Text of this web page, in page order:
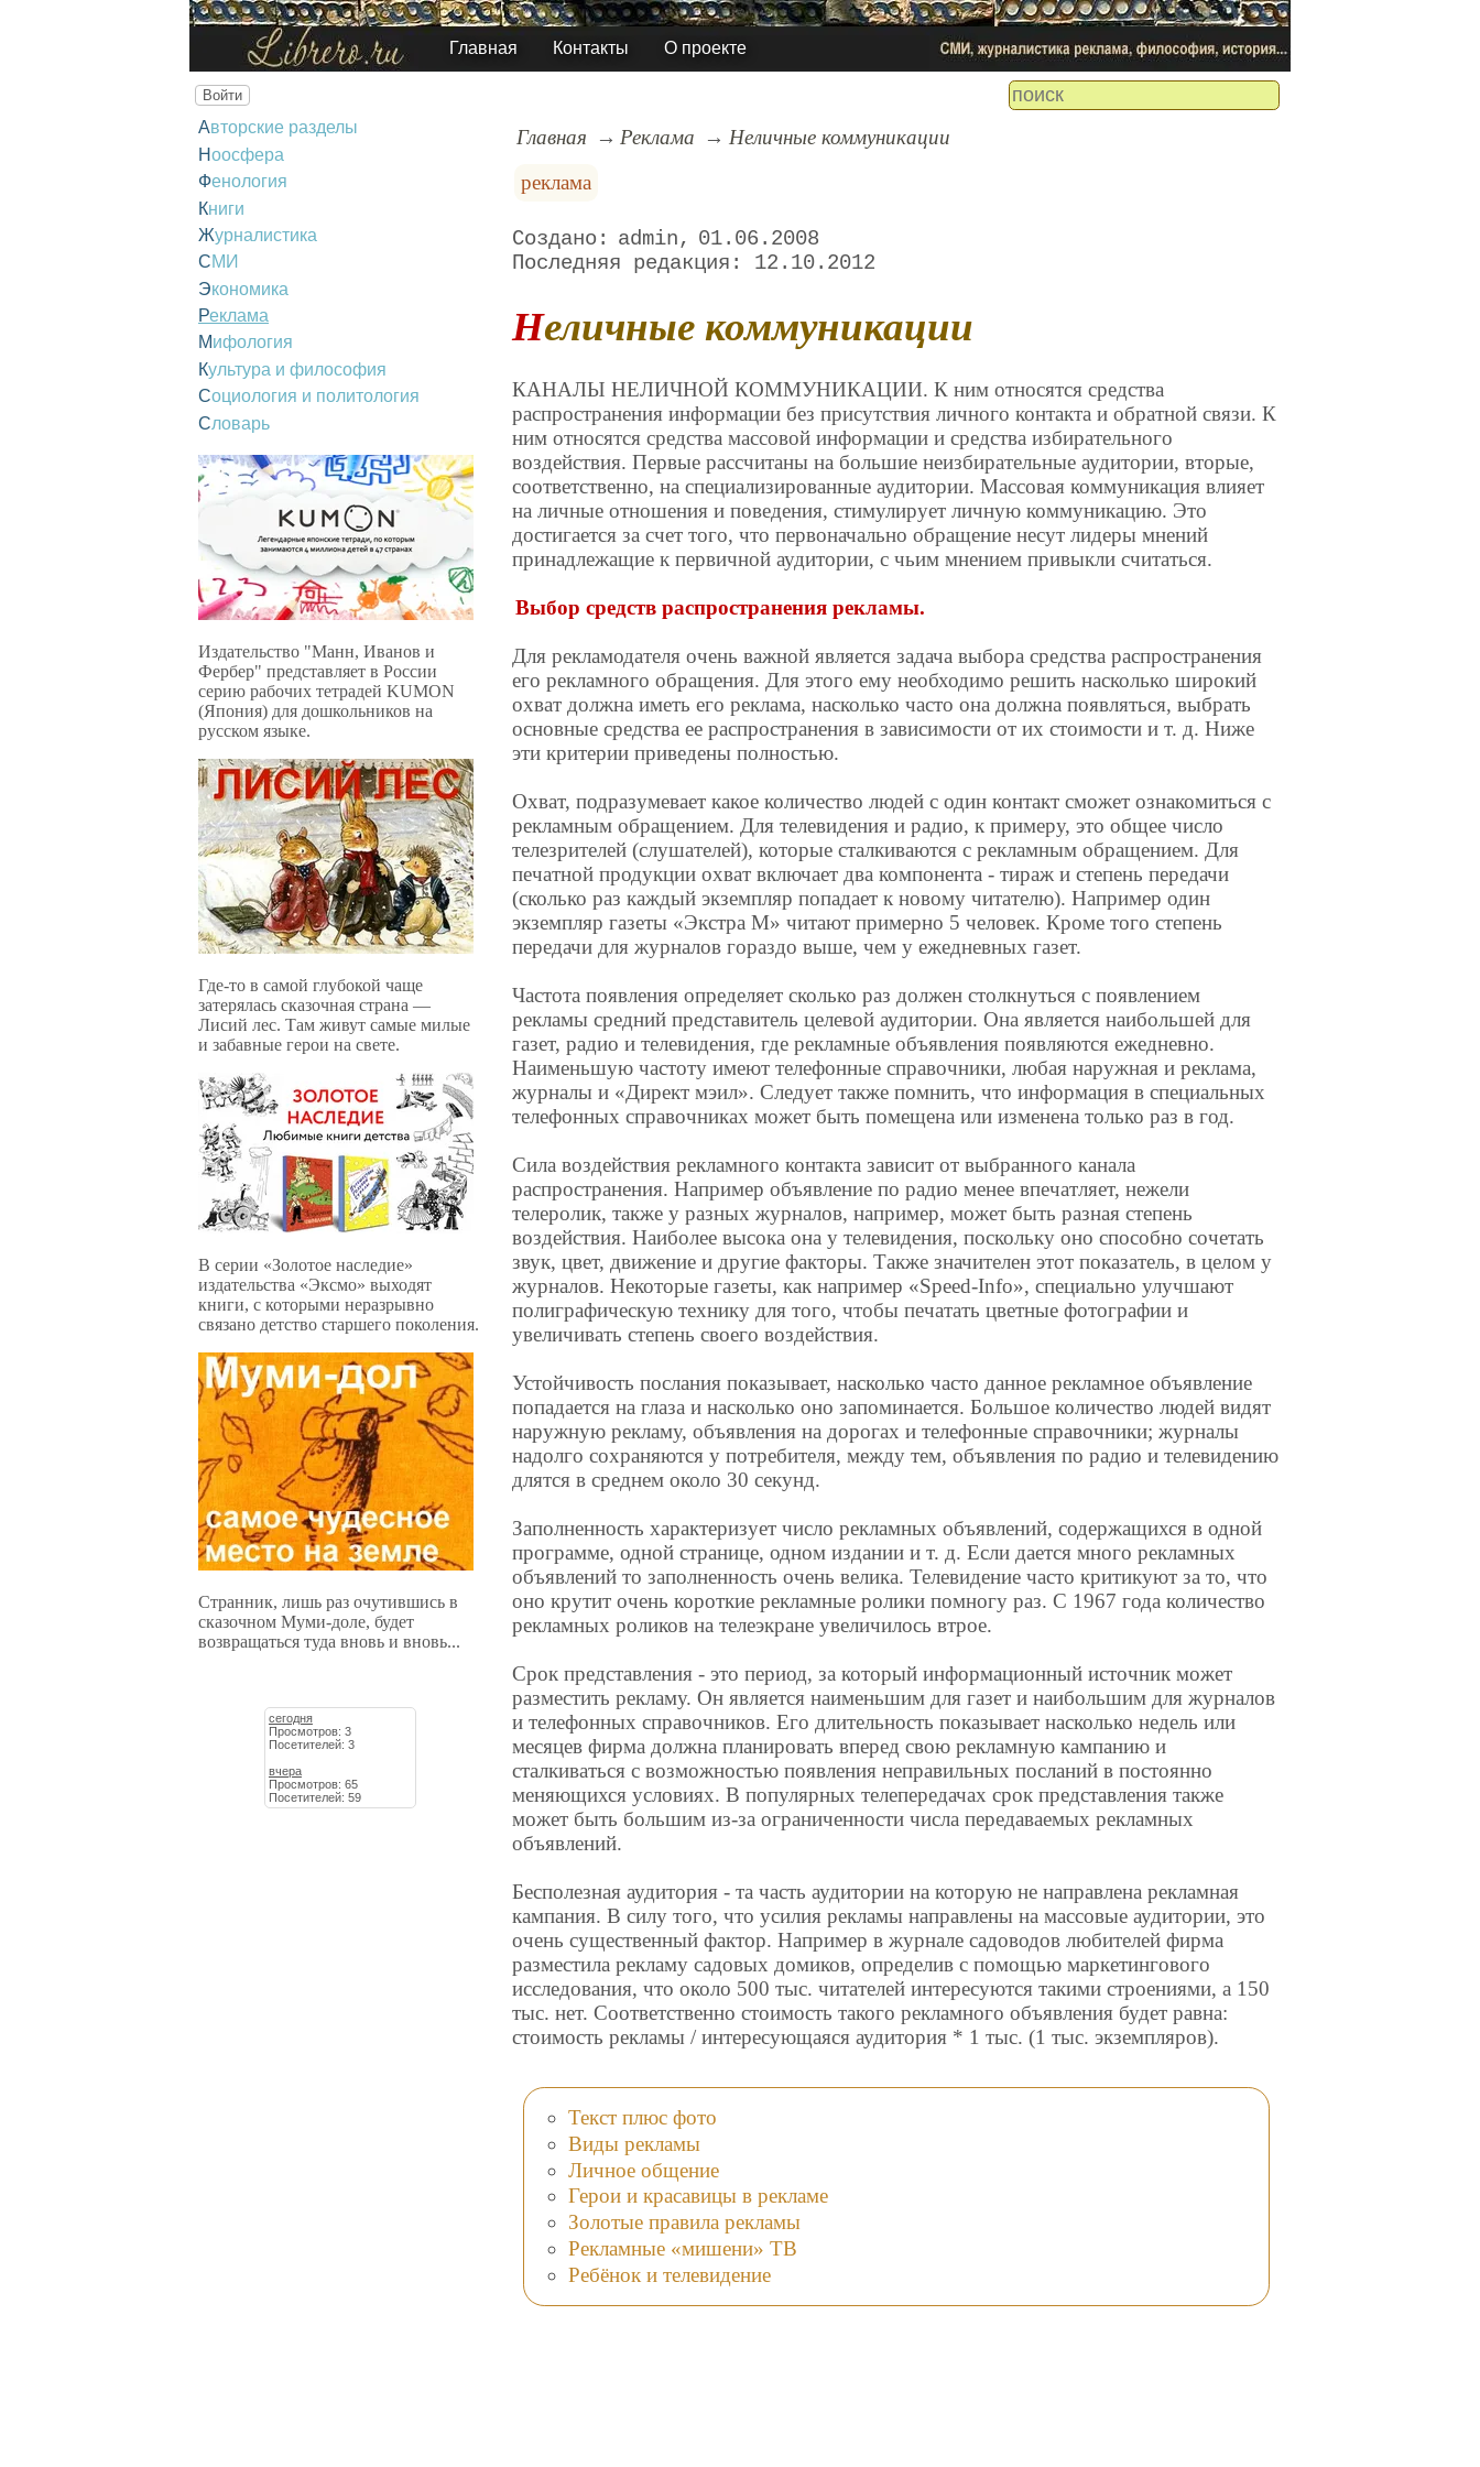
Главная Контакты О проекте
Войти
Авторские разделы
Ноосфера
Фенология
Книги
Журналистика
СМИ
Экономика
Реклама
Мифология
Культура и философия
Социология и политология
Словарь
Издательство "Манн, Иванов и
Фербер" представляет в России
серию рабочих тетрадей KUMON
(Япония) для дошкольников на
русском языке.
Где-то в самой глубокой чаще
затерялась сказочная страна —
Лисий лес. Там живут самые милые
и забавные герои на свете.
В серии «Золотое наследие»
издательства «Эксмо» выходят
книги, с которыми неразрывно
связано детство старшего поколения.
Странник, лишь раз очутившись в
сказочном Муми-доле, будет
возвращаться туда вновь и вновь...
сегодня
Просмотров: 3
Посетителей: 3
вчера
Просмотров: 65
Посетителей: 59
Главная Реклама
Неличные коммуникации
реклама
admin
01.06.2008
12.10.2012
Неличные коммуникации
КАНАЛЫ НЕЛИЧНОЙ КОММУНИКАЦИИ. К ним относятся средства
распространения информации без присутствия личного контакта и обратной связи. К
ним относятся средства массовой информации и средства избирательного
воздействия. Первые рассчитаны на большие неизбирательные аудитории, вторые,
соответственно, на специализированные аудитории. Массовая коммуникация влияет
на личные отношения и поведения, стимулирует личную коммуникацию. Это
достигается за счет того, что первоначально обращение несут лидеры мнений
принадлежащие к первичной аудитории, с чьим мнением привыкли считаться.
Выбор средств распространения рекламы.
Для рекламодателя очень важной является задача выбора средства распространения
его рекламного обращения. Для этого ему необходимо решить насколько широкий
охват должна иметь его реклама, насколько часто она должна появляться, выбрать
основные средства ее распространения в зависимости от их стоимости и т. д. Ниже
эти критерии приведены полностью.
Охват, подразумевает какое количество людей с один контакт сможет ознакомиться с
рекламным обращением. Для телевидения и радио, к примеру, это общее число
телезрителей (слушателей), которые сталкиваются с рекламным обращением. Для
печатной продукции охват включает два компонента - тираж и степень передачи
(сколько раз каждый экземпляр попадает к новому читателю). Например один
экземпляр газеты «Экстра М» читают примерно 5 человек. Кроме того степень
передачи для журналов гораздо выше, чем у ежедневных газет.
Частота появления определяет сколько раз должен столкнуться с появлением
рекламы средний представитель целевой аудитории. Она является наибольшей для
газет, радио и телевидения, где рекламные объявления появляются ежедневно.
Наименьшую частоту имеют телефонные справочники, любая наружная и реклама,
журналы и «Директ мэил». Следует также помнить, что информация в специальных
телефонных справочниках может быть помещена или изменена только раз в год.
Сила воздействия рекламного контакта зависит от выбранного канала
распространения. Например объявление по радио менее впечатляет, нежели
телеролик, также у разных журналов, например, может быть разная степень
воздействия. Наиболее высока она у телевидения, поскольку оно способно сочетать
звук, цвет, движение и другие факторы. Также значителен этот показатель, в целом у
журналов. Некоторые газеты, как например «Speed-Info», специально улучшают
полиграфическую технику для того, чтобы печатать цветные фотографии и
увеличивать степень своего воздействия.
Устойчивость послания показывает, насколько часто данное рекламное объявление
попадается на глаза и насколько оно запоминается. Большое количество людей видят
наружную рекламу, объявления на дорогах и телефонные справочники; журналы
надолго сохраняются у потребителя, между тем, объявления по радио и телевидению
длятся в среднем около 30 секунд.
Заполненность характеризует число рекламных объявлений, содержащихся в одной
программе, одной странице, одном издании и т. д. Если дается много рекламных
объявлений то заполненность очень велика. Телевидение часто критикуют за то, что
оно крутит очень короткие рекламные ролики помногу раз. С 1967 года количество
рекламных роликов на телеэкране увеличилось втрое.
Срок представления - это период, за который информационный источник может
разместить рекламу. Он является наименьшим для газет и наибольшим для журналов
и телефонных справочников. Его длительность показывает насколько недель или
месяцев фирма должна планировать вперед свою рекламную кампанию и
сталкиваться с возможностью появления неправильных посланий в постоянно
меняющихся условиях. В популярных телепередачах срок представления также
может быть большим из-за ограниченности числа передаваемых рекламных
объявлений.
Бесполезная аудитория - та часть аудитории на которую не направлена рекламная
кампания. В силу того, что усилия рекламы направлены на массовые аудитории, это
очень существенный фактор. Например в журнале садоводов любителей фирма
разместила рекламу садовых домиков, определив с помощью маркетингового
исследования, что около 500 тыс. читателей интересуются такими строениями, а 150
тыс. нет. Соответственно стоимость такого рекламного объявления будет равна:
стоимость рекламы / интересующаяся аудитория * 1 тыс. (1 тыс. экземпляров).
Текст плюс фото
Виды рекламы
Личное общение
Герои и красавицы в рекламе
Золотые правила рекламы
Рекламные «мишени» ТВ
Ребёнок и телевидение